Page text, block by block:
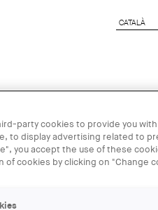
CATALÀ
04
party cookies to provide you
to display advertising related to
you accept the use of these
of cookies by clicking on "Change